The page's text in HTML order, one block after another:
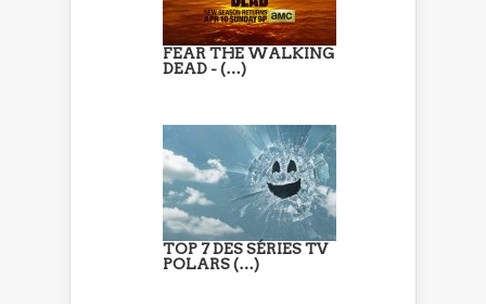
FEAR THE WALKING
DEAD - (…)
TOP 7 DES SÉRIES TV
POLARS (…)